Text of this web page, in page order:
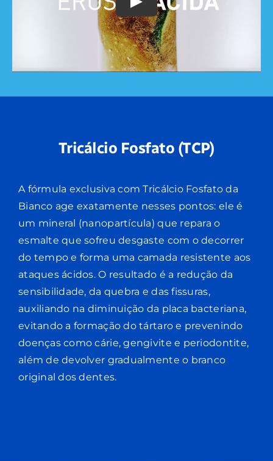
Play
Tricálcio Fosfato (TCP)
A fórmula exclusiva com Tricálcio Fosfato da
Bianco age exatamente nesses pontos: ele é
um mineral (nanopartícula) que repara o
esmalte que sofreu desgaste com o decorrer
do tempo e forma uma camada resistente aos
ataques ácidos. O resultado é a redução da
sensibilidade, da quebra e das fissuras,
auxiliando na diminuição da placa bacteriana,
evitando a formação do tártaro e prevenindo
doenças como cárie, gengivite e periodontite,
além de devolver gradualmente o branco
original dos dentes.